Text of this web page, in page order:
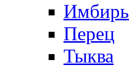
Имбирь
Перец
Тыква